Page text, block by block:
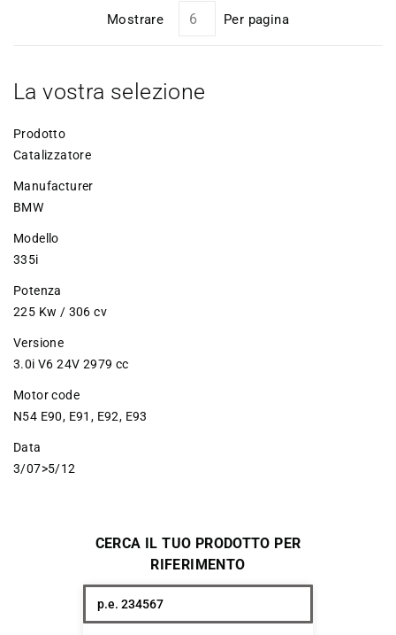
Mostrare Per pagina
La vostra selezione
Prodotto
Catalizzatore
Manufacturer
BMW
Modello
335i
Potenza
225 Kw / 306 cv
Versione
3.0i V6 24V 2979 cc
Motor code
N54 E90, E91, E92, E93
Data
3/07>5/12
CERCA IL TUO PRODOTTO PER
RIFERIMENTO